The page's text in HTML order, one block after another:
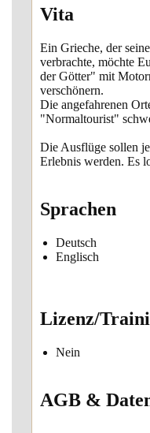
Vita
Ein Grieche, der
verbrachte, möchte
der Götter" mit
verschönern.
Die angefahrenen
"Normaltourist"
Die Ausflüge sollen
Erlebnis werden. Es
Sprachen
Deutsch
Englisch
Lizenz/
Nein
AGB &